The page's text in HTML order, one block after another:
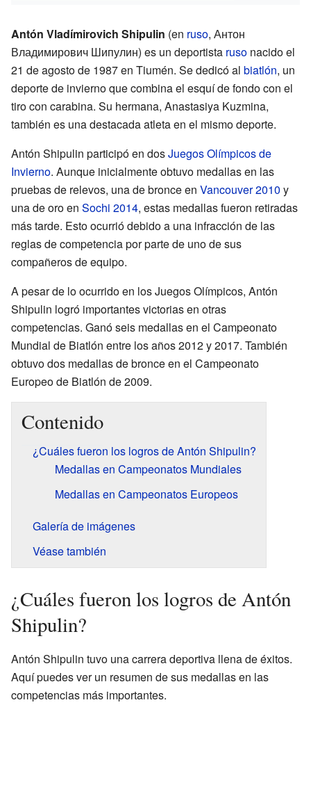
Antón Vladímirovich Shipulin (en ruso, Антон
Владимирович Шипулин) es un deportista ruso nacido el
21 de agosto de 1987 en Tiumén. Se dedicó al biatlón, un
deporte de invierno que combina el esquí de fondo con el
tiro con carabina. Su hermana, Anastasiya Kuzmina,
también es una destacada atleta en el mismo deporte.
Antón Shipulin participó en dosJuegos Olímpicos de
Invierno. Aunque inicialmente obtuvo medallas en las
pruebas de relevos, una de bronce en Vancouver 2010 y
una de oro en Sochi 2014, estas medallas fueron retiradas
más tarde. Esto ocurrió debido a una infracción de las
reglas de competencia por parte de uno de sus
compañeros de equipo.
A pesar de lo ocurrido en los Juegos Olímpicos, Antón
Shipulin logró importantes victorias en otras
competencias. Ganó seis medallas en el Campeonato
Mundial de Biatlón entre los años 2012 y 2017. También
obtuvo dos medallas de bronce en el Campeonato
Europeo de Biatlón de 2009.
Contenido
¿Cuáles fueron los logros de Antón Shipulin?
Medallas en Campeonatos Mundiales
Medallas en Campeonatos Europeos
Galería de imágenes
Véase también
¿Cuáles fueron los logros de Antón
Shipulin?
Antón Shipulin tuvo una carrera deportiva llena de éxitos.
Aquí puedes ver un resumen de sus medallas en las
competencias más importantes.